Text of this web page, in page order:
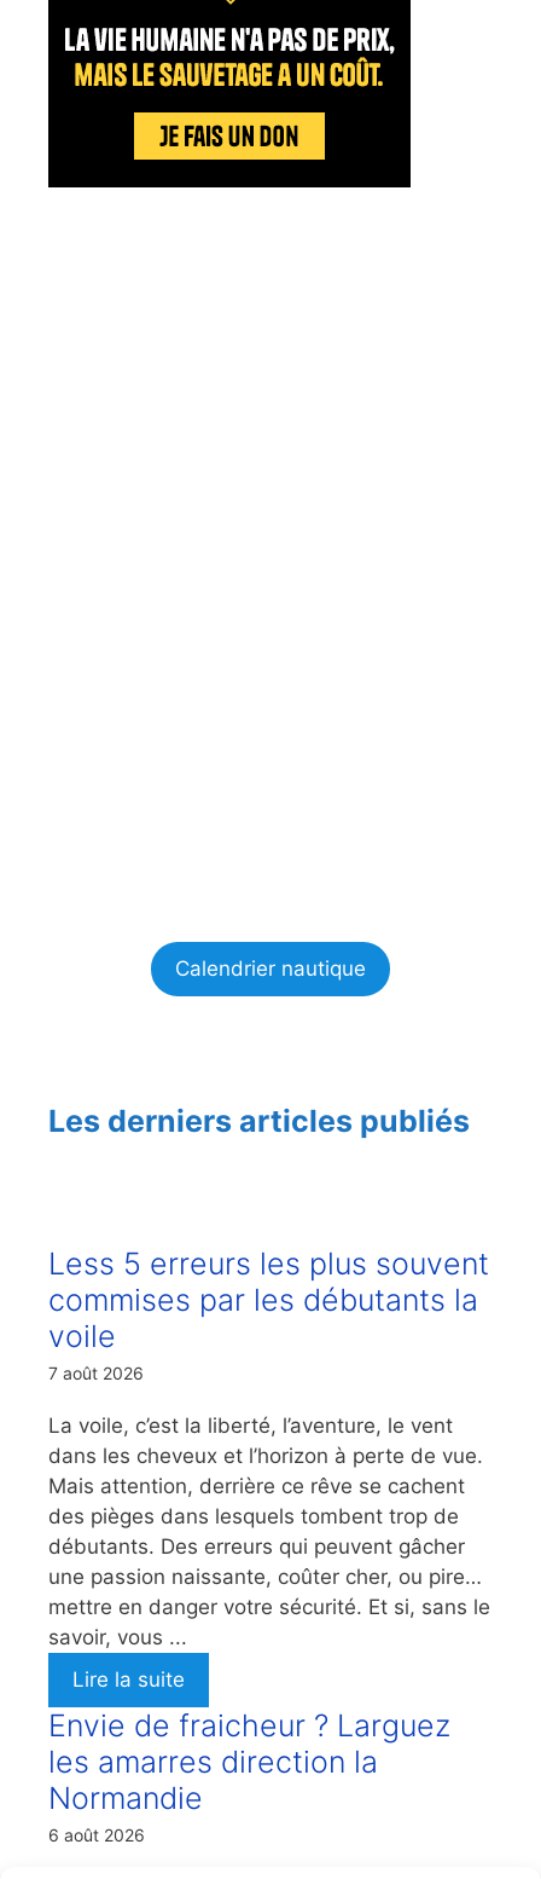
Calendrier nautique
Les derniers articles publiés
Less 5 erreurs les plus souvent
commises par les débutants la
voile
7 août 2026
La voile, c’est la liberté, l’aventure, le vent
dans les cheveux et l’horizon à perte de vue.
Mais attention, derrière ce rêve se cachent
des pièges dans lesquels tombent trop de
débutants. Des erreurs qui peuvent gâcher
une passion naissante, coûter cher, ou pire…
mettre en danger votre sécurité. Et si, sans le
savoir, vous ...
Lire la suite
Envie de fraicheur ? Larguez
les amarres direction la
Normandie
6 août 2026